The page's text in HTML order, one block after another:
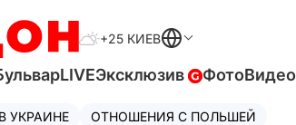
+25 КИЕВ
LIVEЭксклюзив ФотоВидео
УКРАИНЕ ОТНОШЕНИЯ С ПОЛЬШЕЙ